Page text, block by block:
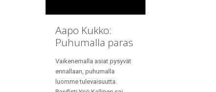
Aapo Kukko:
Puhumalla paras
Vaikenemalla asiat pysyvät
ennallaan, puhumalla
luomme tulevaisuutta.